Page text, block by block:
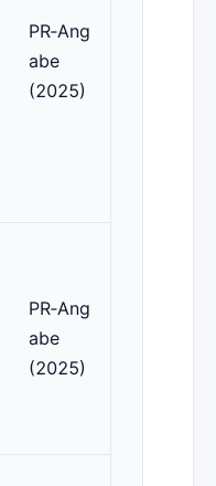
PR‑Ang
abe
(2025)
PR‑Ang
abe
(2025)